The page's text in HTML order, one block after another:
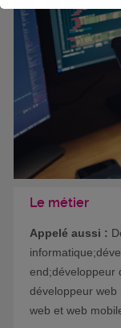
Le métier
Appelé aussi :
end;développeur
développeur web
web et web